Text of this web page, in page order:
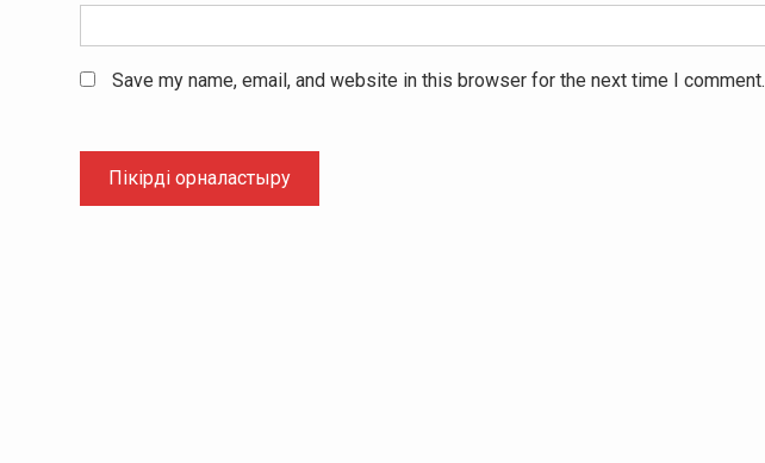
Save my name, email, and website in this browser for the next time I comment.